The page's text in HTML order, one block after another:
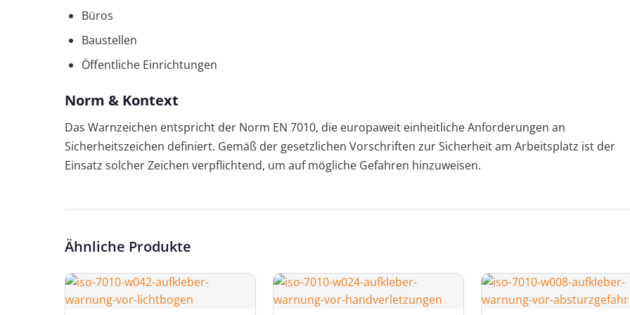
Büros
Baustellen
Öffentliche Einrichtungen
Norm & Kontext
Das Warnzeichen entspricht der Norm EN 7010, die europaweit einheitliche Anforderungen an
Sicherheitszeichen definiert. Gemäß der gesetzlichen Vorschriften zur Sicherheit am Arbeitsplatz ist der
Einsatz solcher Zeichen verpflichtend, um auf mögliche Gefahren hinzuweisen.
Ähnliche Produkte